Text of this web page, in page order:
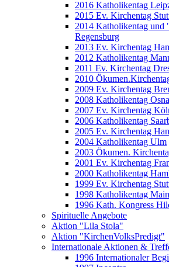
2016 Katholikentag
2015 Ev. Kirchentag
2014 Katholikentag
Regensburg
2013 Ev. Kirchentag
2012 Katholikentag
2011 Ev. Kirchentag
2010
2009 Ev. Kirchentag
2008 Katholikentag
2007 Ev. Kirchentag
2006 Katholikentag
2005 Ev. Kirchentag
2004 Katholikentag Ulm
2003 Ökumen.
2001 Ev. Kirchentag
2000 Katholikentag
1999 Ev. Kirchentag
1998 Katholikentag
1996 Kath. Kongress
Spirituelle Angebote
Aktion "Lila Stola"
Aktion "KirchenVolksPredigt"
Internationale Aktionen &
1996 Internationaler